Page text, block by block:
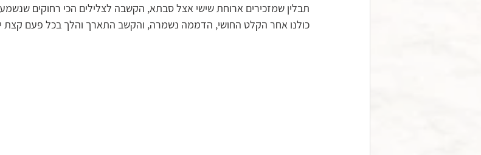
תבלין שמזכירים ארוחת שישי אצל סבתא, הקשבה לצלילים הכי רחוקים
כולנו אחר הקלט החושי, הדממה נשמרה, והקשב התארך והלך בכל פעם קצת